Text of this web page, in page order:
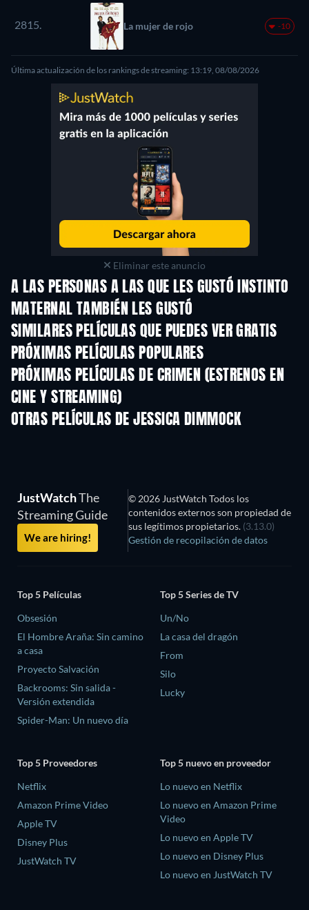
2815. La mujer de rojo -10
Última actualización de los rankings de streaming: 13:19, 08/08/2026
Eliminar este anuncio
A LAS PERSONAS A LAS QUE LES GUSTÓ INSTINTO
MATERNAL TAMBIÉN LES GUSTÓ
SIMILARES PELÍCULAS QUE PUEDES VER GRATIS
PRÓXIMAS PELÍCULAS POPULARES
PRÓXIMAS PELÍCULAS DE CRIMEN (ESTRENOS EN
CINE Y STREAMING)
OTRAS PELÍCULAS DE JESSICA DIMMOCK
JustWatchThe
Streaming Guide
We are hiring!
© 2026 JustWatch Todos los
contenidos externos son propiedad de
sus legítimos propietarios. (3.13.0)
Gestión de recopilación de datos
Top 5 Películas
Obsesión
El Hombre Araña: Sin camino
a casa
Proyecto Salvación
Backrooms: Sin salida -
Versión extendida
Spider-Man: Un nuevo día
Top 5 Series de TV
Un/No
La casa del dragón
From
Silo
Lucky
Top 5 Proveedores
Netflix
Amazon Prime Video
Apple TV
Disney Plus
JustWatch TV
Top 5 nuevo en proveedor
Lo nuevo en Netflix
Lo nuevo en Amazon Prime
Video
Lo nuevo en Apple TV
Lo nuevo en Disney Plus
Lo nuevo en JustWatch TV